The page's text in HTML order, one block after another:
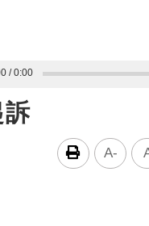
0:00
A-